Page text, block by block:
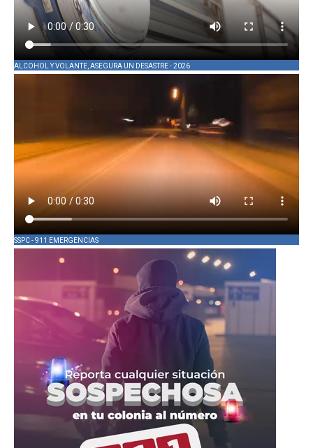
ALCOHOL Y VOLANTE, ASEGURA UN DESASTRE - 2026
SSPC - 911 EMERGENCIAS